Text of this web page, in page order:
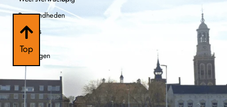
Top
Beroemdheden
Nieuws
112
meldingen